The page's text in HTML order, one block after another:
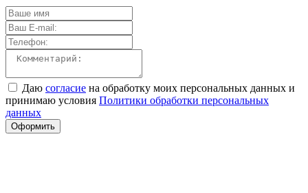
Даю согласие на обработку моих персональных данных и
принимаю условия Политики обработки персональных
данных
Оформить